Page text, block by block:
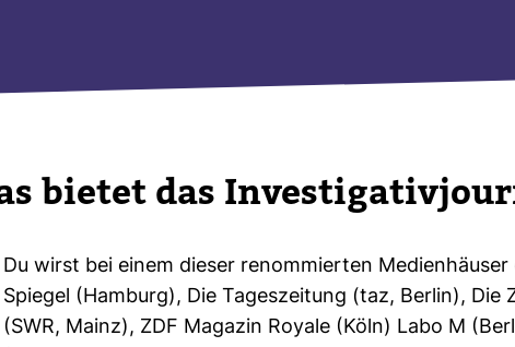
bietet das
Du wirst bei einem dieser renom­mierten
Spiegel (Ham­burg), Die Tages­zei­tung (taz, Berlin), Die
(SWR, Mainz), ZDF Magazin Royale (Köln) Labo M